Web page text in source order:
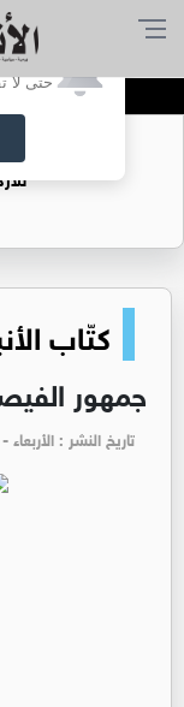
حتى لا
كتّاب
جمهور
تاريخ النشر : الأربعاء - am 03:17 | 2018-06-06